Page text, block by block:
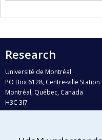
Research
Université de Montréal
PO Box 6128, Centre-ville Station
Montréal, Québec, Canada
H3C 3J7